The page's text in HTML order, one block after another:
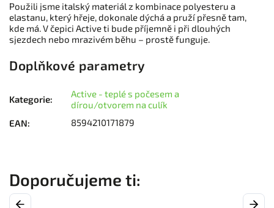
Použili jsme italský materiál z kombinace polyesteru a
elastanu, který hřeje, dokonale dýchá a pruží přesně tam,
kde má. V čepici Active ti bude příjemně i při dlouhých
sjezdech nebo mrazivém běhu – prostě funguje.
Doplňkové parametry
Kategorie:
Active - teplé s počesem a
dírou/otvorem na culík
EAN: 8594210171879
Previous Next